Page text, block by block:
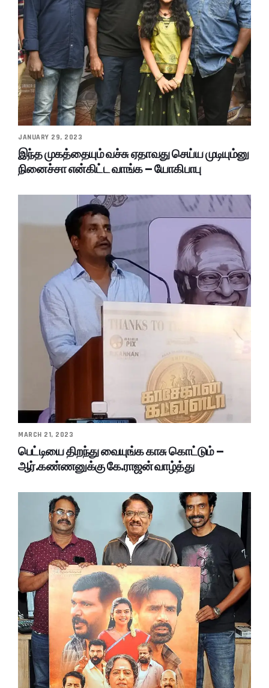
JANUARY 29, 2023
இந்த முகத்தையும் வச்சு ஏதாவது செய்ய முடியும்னு
நினைச்சா என்கிட்ட வாங்க – யோகிபாபு
MARCH 21, 2023
பெட்டியை திறந்து வையுங்க காசு கொட்டும் –
ஆர்.கண்ணனுக்கு கே.ராஜன் வாழ்த்து